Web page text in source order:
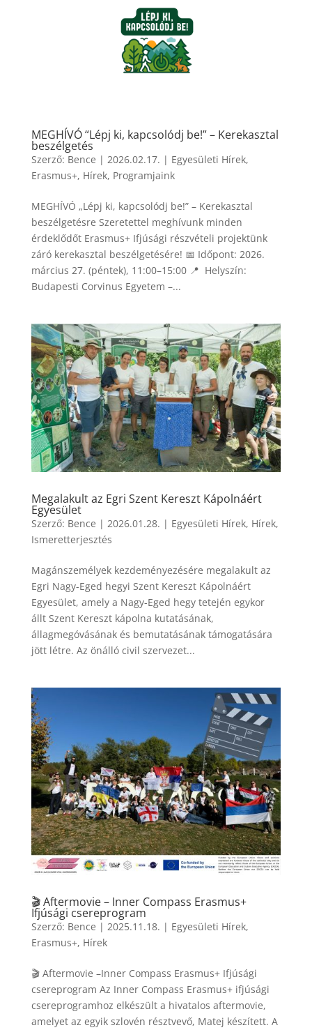
MEGHÍVÓ “Lépj ki, kapcsolódj be!” – Kerekasztal
beszélgetés
Szerző: Bence | 2026.02.17. | Egyesületi Hírek,
Erasmus+, Hírek, Programjaink
MEGHÍVÓ „Lépj ki, kapcsolódj be!” – Kerekasztal
beszélgetésre Szeretettel meghívunk minden
érdeklődőt Erasmus+ Ifjúsági részvételi projektünk
záró kerekasztal beszélgetésére! 📅 Időpont: 2026.
március 27. (péntek), 11:00–15:00 📍 Helyszín:
Budapesti Corvinus Egyetem –...
Megalakult az Egri Szent Kereszt Kápolnáért
Egyesület
Szerző: Bence | 2026.01.28. | Egyesületi Hírek, Hírek,
Ismeretterjesztés
Magánszemélyek kezdeményezésére megalakult az
Egri Nagy-Eged hegyi Szent Kereszt Kápolnáért
Egyesület, amely a Nagy-Eged hegy tetején egykor
állt Szent Kereszt kápolna kutatásának,
állagmegóvásának és bemutatásának támogatására
jött létre. Az önálló civil szervezet...
🎬 Aftermovie – Inner Compass Erasmus+
Ifjúsági csereprogram
Szerző: Bence | 2025.11.18. | Egyesületi Hírek,
Erasmus+, Hírek
🎬 Aftermovie –Inner Compass Erasmus+ Ifjúsági
csereprogram Az Inner Compass Erasmus+ ifjúsági
csereprogramhoz elkészült a hivatalos aftermovie,
amelyet az egyik szlovén résztvevő, Matej készített. A